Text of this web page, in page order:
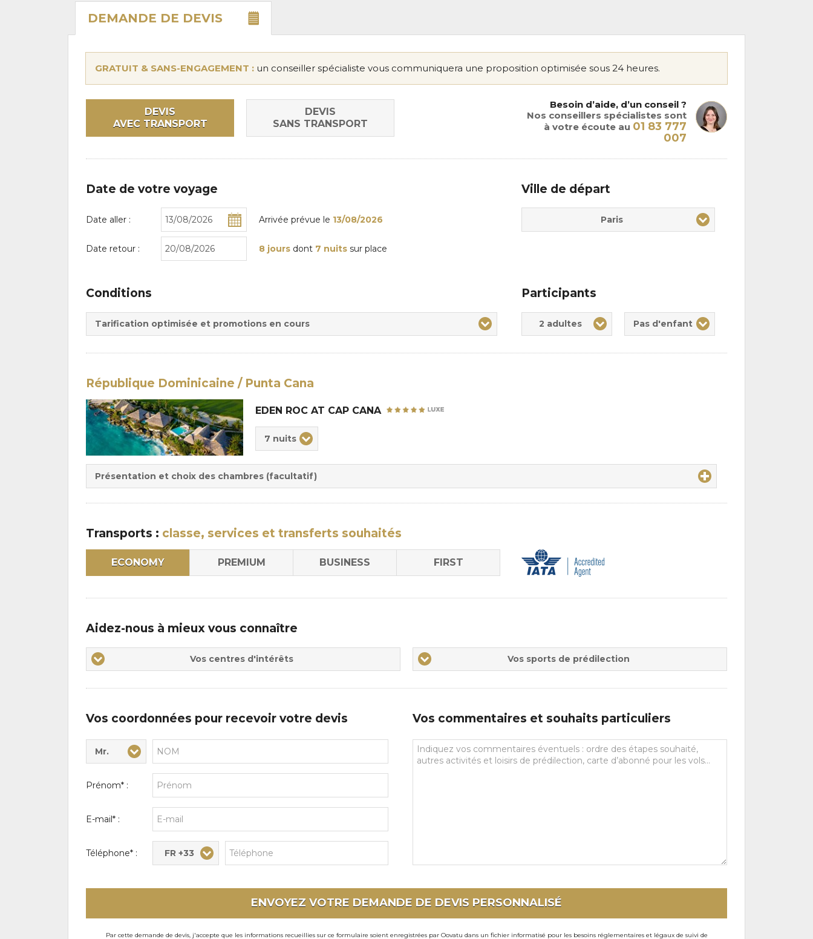
DEMANDE DE DEVIS
GRATUIT & SANS-ENGAGEMENT : un conseiller spécialiste vous communiquera une proposition optimisée sous 24 heures.
DEVIS
AVEC TRANSPORT
DEVIS
SANS TRANSPORT
Besoin d’aide, d’un conseil ?
Nos conseillers spécialistes sont
à votre écoute au 01 83 777
007
Date de votre voyage
Date aller : Arrivée prévue le 13/08/2026
Date retour : 8 jours dont 7 nuits sur place
Ville de départ
Paris
Conditions
Tarification optimisée et promotions en cours
Participants
2 adultes Pas d'enfant
République Dominicaine / Punta Cana
EDEN ROC AT CAP CANA
pension
:
:
7 nuits
Présentation et choix des chambres (facultatif)
Transports : classe, services et transferts souhaités
ECONOMY PREMIUM BUSINESS FIRST
Aidez-nous à mieux vous connaître
Vos
centres
Vos centres d'intérêts
Vos
sports
Vos sports de prédilection
Vos coordonnées pour recevoir votre devis
Civilité* :
Mr.
Nom* :
Prénom* :
E-mail* :
Téléphone* : FR +33
Vos commentaires et souhaits particuliers
Vos
commentaires
ENVOYEZ VOTRE DEMANDE DE DEVIS PERSONNALISÉ
Par cette demande de devis, j'accepte que les informations recueillies sur ce formulaire soient enregistrées par Oovatu dans un fichier informatisé pour les besoins réglementaires et légaux de suivi de